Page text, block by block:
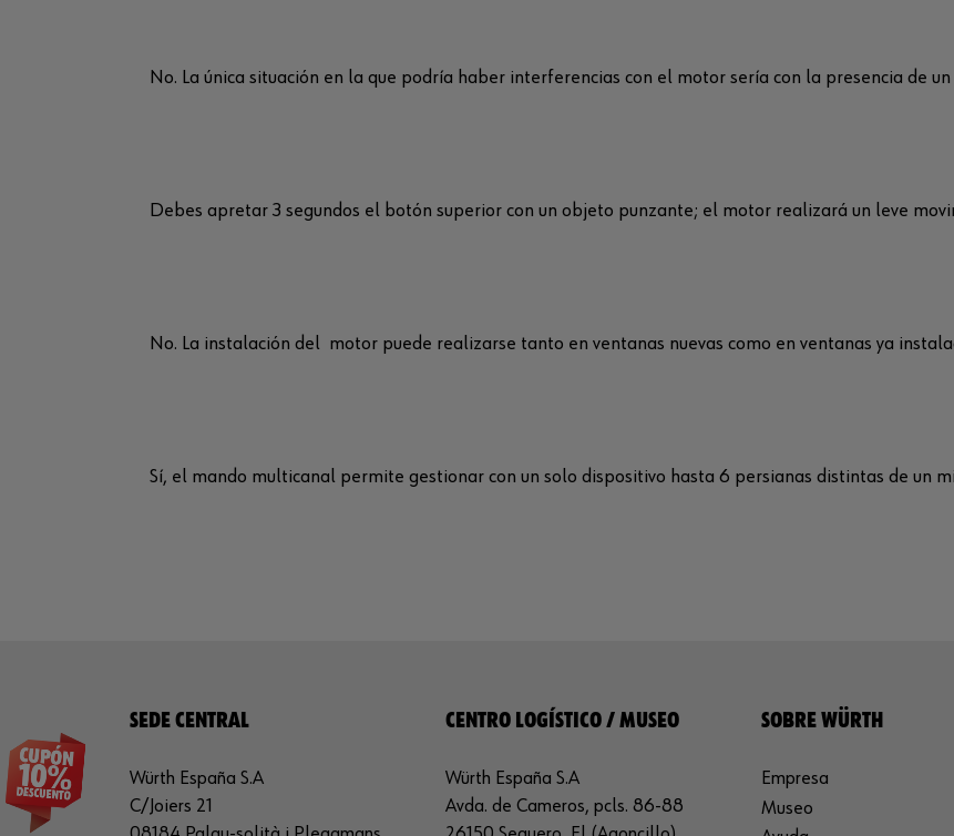
No. La única situación en la que podría haber interferencias con el motor sería con la presencia de
Debes apretar 3 segundos el botón superior con un objeto punzante; el motor realizará un leve
No. La instalación del motor puede realizarse tanto en ventanas nuevas como en ventanas ya
Sí, el mando multicanal permite gestionar con un solo dispositivo hasta 6 persianas distintas de un
SEDE CENTRAL
Würth España S.A
C/Joiers 21
CENTRO LOGÍSTICO / MUSEO
Würth España S.A
Avda. de Cameros, pcls. 86-88
SOBRE WÜRTH
Empresa
Museo